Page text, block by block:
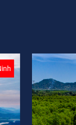
Bình Thuận